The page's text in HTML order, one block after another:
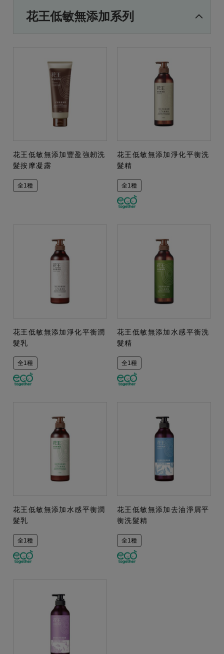
花王低敏無添加系列
花王低敏無添加豐盈強韌洗
髮按摩凝露
全1種
花王低敏無添加淨化平衡洗
髮精
全1種
花王低敏無添加淨化平衡潤
髮乳
全1種
花王低敏無添加水感平衡洗
髮精
全1種
花王低敏無添加水感平衡潤
髮乳
全1種
花王低敏無添加去油淨屑平
衡洗髮精
全1種